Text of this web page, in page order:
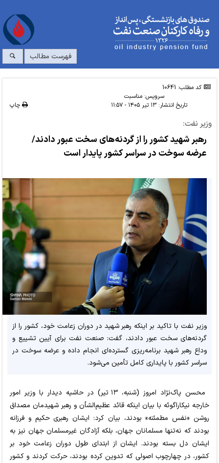
فهرست مطالب
کد مطلب: 10641
سرویس: مناسبت
تاریخ انتشار: ۱۳ تیر ۱۴۰۵ - ۱۱:۵۷ چاپ
وزیر نفت:
رهبر شهید کشور را از گردنه‌های سخت عبور دادند/
عرضه سوخت در سراسر کشور پایدار است
وزیر نفت با تاکید بر اینکه رهبر شهید در دوران زعامت خود، کشور را از
گردنه‌های سخت عبور دادند، گفت: صنعت نفت برای آیین تشییع و
وداع رهبر شهید برنامه‌ریزی گسترده‌ای انجام داده و عرضه سوخت در
سراسر کشور با پایداری کامل تأمین می‌شود.
محسن پاک‌نژاد امروز (شنبه، ۱۳ تیر) در حاشیه دیدار با وزیر امور
خارجه نیکاراگوئه با بیان اینکه قائد عظیم‌الشأن و رهبر شهیدمان مصداق
روشن «نفس مطمئنه» بودند، بیان کرد: ایشان رهبری حکیم و فرزانه
بودند که نه‌تنها مسلمانان جهان، بلکه آزادگان غیرمسلمان جهان نیز به
ایشان دل بسته بودند. ایشان از ابتدای طول دوران زعامت خود بر
کشور، در چهارچوب اصولی که تدوین کرده بودند، حرکت کردند و کشور